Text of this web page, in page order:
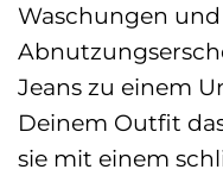
Waschungen und
Jeans zu einem
Deinem Outfit
sie mit einem